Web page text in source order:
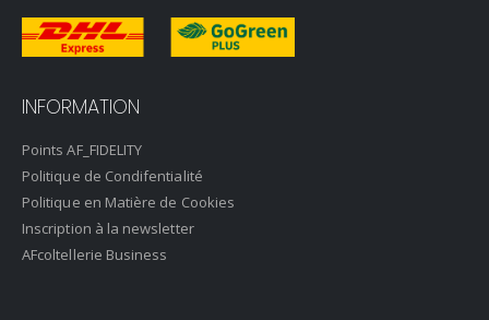
INFORMATION
Points AF_FIDELITY
Politique de Condifentialité
Politique en Matière de Cookies
Inscription à la newsletter
AFcoltellerie Business